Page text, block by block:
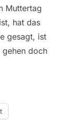
Muttertag
hat das
gesagt, ist
doch